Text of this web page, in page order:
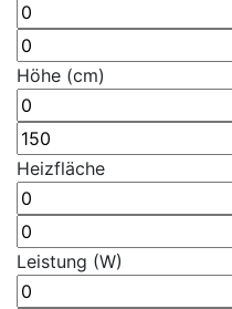
Höhe (cm)
Heizfläche
Leistung (W)